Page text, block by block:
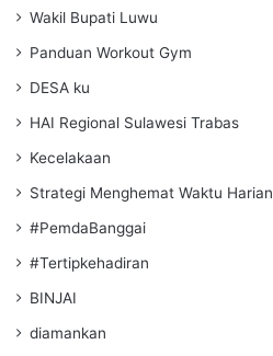
Wakil Bupati Luwu
Panduan Workout Gym
DESA ku
HAI Regional Sulawesi Trabas
Kecelakaan
Strategi Menghemat Waktu Harian
#PemdaBanggai
#Tertipkehadiran
BINJAI
diamankan